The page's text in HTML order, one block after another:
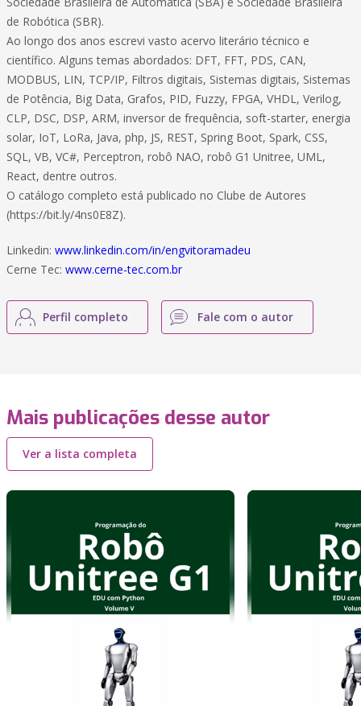
de Robótica (SBR).
Ao longo dos anos escrevi vasto acervo literário técnico e
científico. Alguns temas abordados: DFT, FFT, PDS, CAN,
MODBUS, LIN, TCP/IP, Filtros digitais, Sistemas digitais, Sistemas
de Potência, Big Data, Grafos, PID, Fuzzy, FPGA, VHDL, Verilog,
CLP, DSC, DSP, ARM, inversor de frequência, soft-starter, energia
solar, IoT, LoRa, Java, php, JS, REST, Spring Boot, Spark, CSS,
SQL, VB, VC#, Perceptron, robô NAO, robô G1 Unitree, UML,
React, dentre outros.
O catálogo completo está publicado no Clube de Autores
(https://bit.ly/4ns0E8Z).
Linkedin: www.linkedin.com/in/engvitoramadeu
Cerne Tec: www.cerne-tec.com.br
Perfil completo Fale com o autor
Mais publicações desse autor
Ver a lista completa